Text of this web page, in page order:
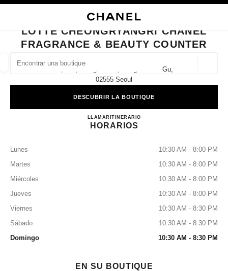
BUSCAR UNA BOUTIQUE
las sugerencias se muestran debajo de esta barra de búsqueda
0 Sugerencias disponibles
CERRAR TARJETA DE BOUTIQUE LOTTE CHEONGRYANGRI CHANEL
LOTTE CHEONGRYANGRI CHANEL
FRAGRANCE & BEAUTY COUNTER
1f, 214, Wangsan-Ro, Dongdaemun-Gu,
02555 Seoul
DESCUBRIR LA BOUTIQUE
LLAMAR+82 2 3707 1165
ITINERARIOLotte Cheongryangri
HORARIOS
Lunes
10:30 AM - 8:00 PM
Martes
10:30 AM - 8:00 PM
Miércoles
10:30 AM - 8:00 PM
Jueves
10:30 AM - 8:00 PM
Viernes
10:30 AM - 8:30 PM
Sábado
10:30 AM - 8:30 PM
Domingo
10:30 AM - 8:30 PM
EN SU BOUTIQUE
filtros
resultado de los filtros por: